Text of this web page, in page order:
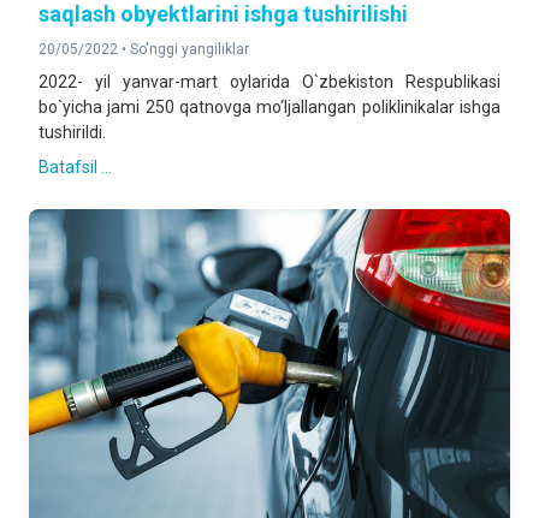
saqlash obyektlarini ishga tushirilishi
20/05/2022 • So'nggi yangiliklar
2022- yil yanvar-mart oylarida O`zbekiston Respublikasi
bo`yicha jami 250 qatnovga mo‘ljallangan poliklinikalar ishga
tushirildi.
Batafsil ...